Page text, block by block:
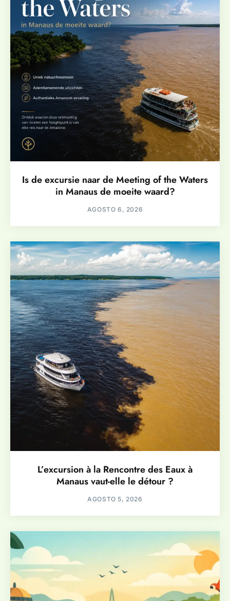
Is de excursie naar de Meeting of the Waters
in Manaus de moeite waard?
AGOSTO 6, 2026
L’excursion à la Rencontre des Eaux à
Manaus vaut-elle le détour ?
AGOSTO 5, 2026